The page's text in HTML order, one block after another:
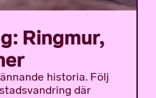
Ringmur,
historia. Följ
där